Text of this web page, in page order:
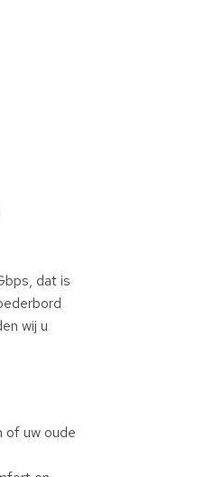
dat is
wij u
of uw oude